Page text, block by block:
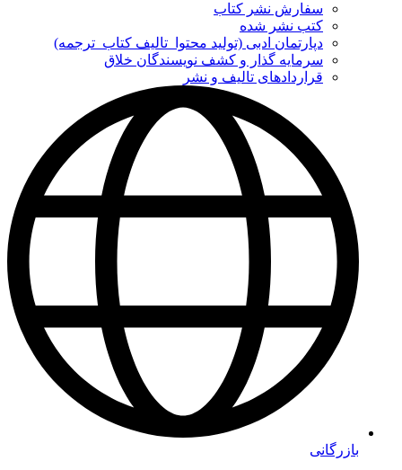
سفارش نشر کتاب
کتب نشر شده
دپارتمان ادبی (تولید محتوا_تالیف کتاب_ترجمه)
سرمایه گذار و کشف نویسندگان خلاق
قراردادهای تالیف و نشر
بازرگانی